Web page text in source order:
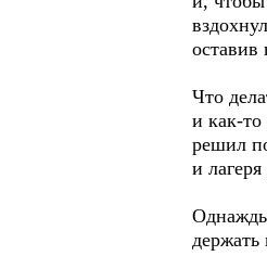
оставив
Что
и как-
решил
и
держать